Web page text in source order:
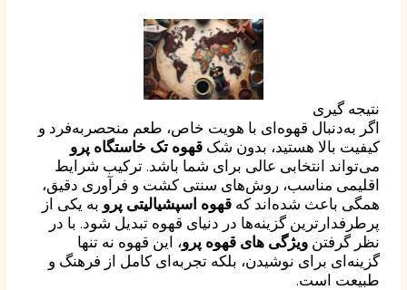
نتیجه گیری
اگر به‌دنبال قهوه‌ای با هویت خاص، طعم منحصربه‌فرد و
کیفیت بالا هستید، بدون شکقهوه تک خاستگاه پرو
می‌تواند انتخابی عالی برای شما باشد. ترکیب شرایط
اقلیمی مناسب، روش‌های سنتی کشت و فرآوری دقیق،
همگی باعث شده‌اند کهقهوه اسپشیالیتی پرو به یکی از
پرطرفدارترین گزینه‌ها در دنیای قهوه تبدیل شود. با در
نظر گرفتنویژگی های قهوه پرو ، این قهوه نه تنها
گزینه‌ای برای نوشیدن، بلکه تجربه‌ای کامل از فرهنگ و
طبیعت است.